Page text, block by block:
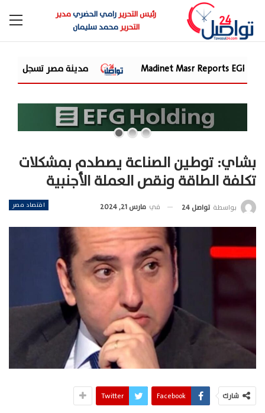
رئيس التحريررامي الحضريمدير
التحريرمحمد سليمان
مدينة مصر تسجل مبيعات جديدة بقيمة 28.4 مليار جنيه وتضاعف معدلات التسليم خلال النصف الأول من 2026
بشاي: توطين الصناعة يصطدم بمشكلات
تكلفة الطاقة ونقص العملة الأجنبية
اقتصاد مصر بواسطة تواصل 24 في مارس 21, 2024
شارك Facebook
Twitter